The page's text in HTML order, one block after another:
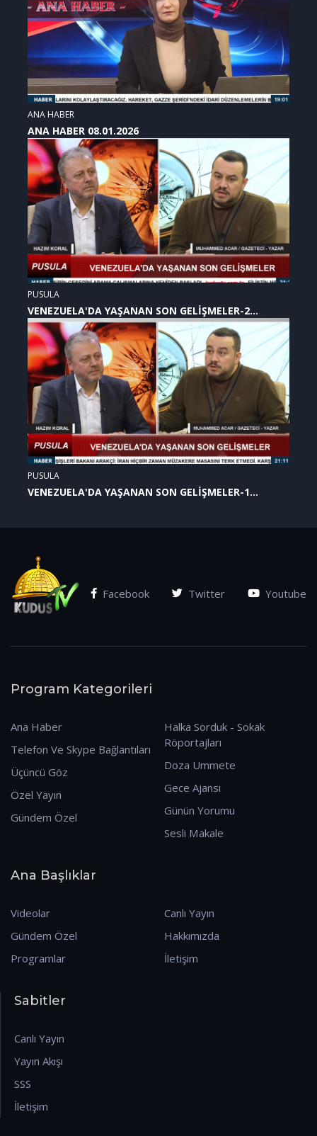
ANA HABER
ANA HABER 08.01.2026
PUSULA
VENEZUELA'DA YAŞANAN SON GELİŞMELER-2
(07.01.2026)
PUSULA
VENEZUELA'DA YAŞANAN SON GELİŞMELER-1
Facebook Twitter Youtube
Program Kategorileri
Ana Haber
Telefon Ve Skype Bağlantıları
Üçüncü Göz
Özel Yayın
Gündem Özel
Halka Sorduk - Sokak
Röportajları
Doza Ummete
Gece Ajansı
Günün Yorumu
Sesli Makale
Ana Başlıklar
Videolar
Gündem Özel
Programlar
Canlı Yayın
Hakkımızda
İletişim
Sabitler
Canlı Yayın
Yayın Akışı
SSS
İletişim